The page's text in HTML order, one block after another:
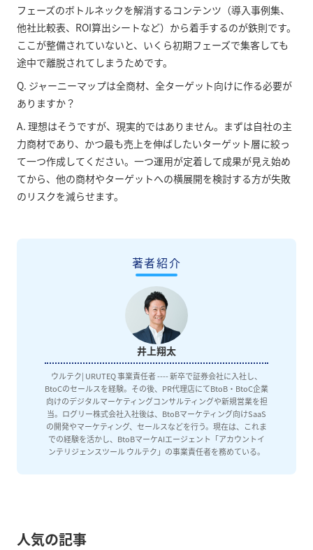
フェーズのボトルネックを解消するコンテンツ（導入事例集、
他社比較表、ROI算出シートなど）から着手するのが鉄則です。
ここが整備されていないと、いくら初期フェーズで集客しても
途中で離脱されてしまうためです。
Q. ジャーニーマップは全商材、全ターゲット向けに作る必要が
ありますか？
A. 理想はそうですが、現実的ではありません。まずは自社の主
力商材であり、かつ最も売上を伸ばしたいターゲット層に絞っ
て一つ作成してください。一つ運用が定着して成果が見え始め
てから、他の商材やターゲットへの横展開を検討する方が失敗
のリスクを減らせます。
著者紹介
井上翔太
ウルテク| URUTEQ 事業責任者 ---- 新卒で証券会社に入社し、
BtoCのセールスを経験。その後、PR代理店にてBtoB・BtoC企業
向けのデジタルマーケティングコンサルティングや新規営業を担
当。ログリー株式会社入社後は、BtoBマーケティング向けSaaS
の開発やマーケティング、セールスなどを行う。現在は、これま
での経験を活かし、BtoBマーケAIエージェント「アカウントイ
ンテリジェンスツール ウルテク」の事業責任者を務めている。
人気の記事